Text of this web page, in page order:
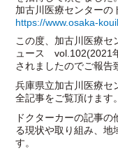
加古川医療センターの
https://www.osaka-
この度、加古川医療セ
ュース vol.102(2021
されましたのでご報告
兵庫県立加古川医療セ
全記事をご覧頂けます。
ドクターカーの記事
る現状や取り組み、地
す。